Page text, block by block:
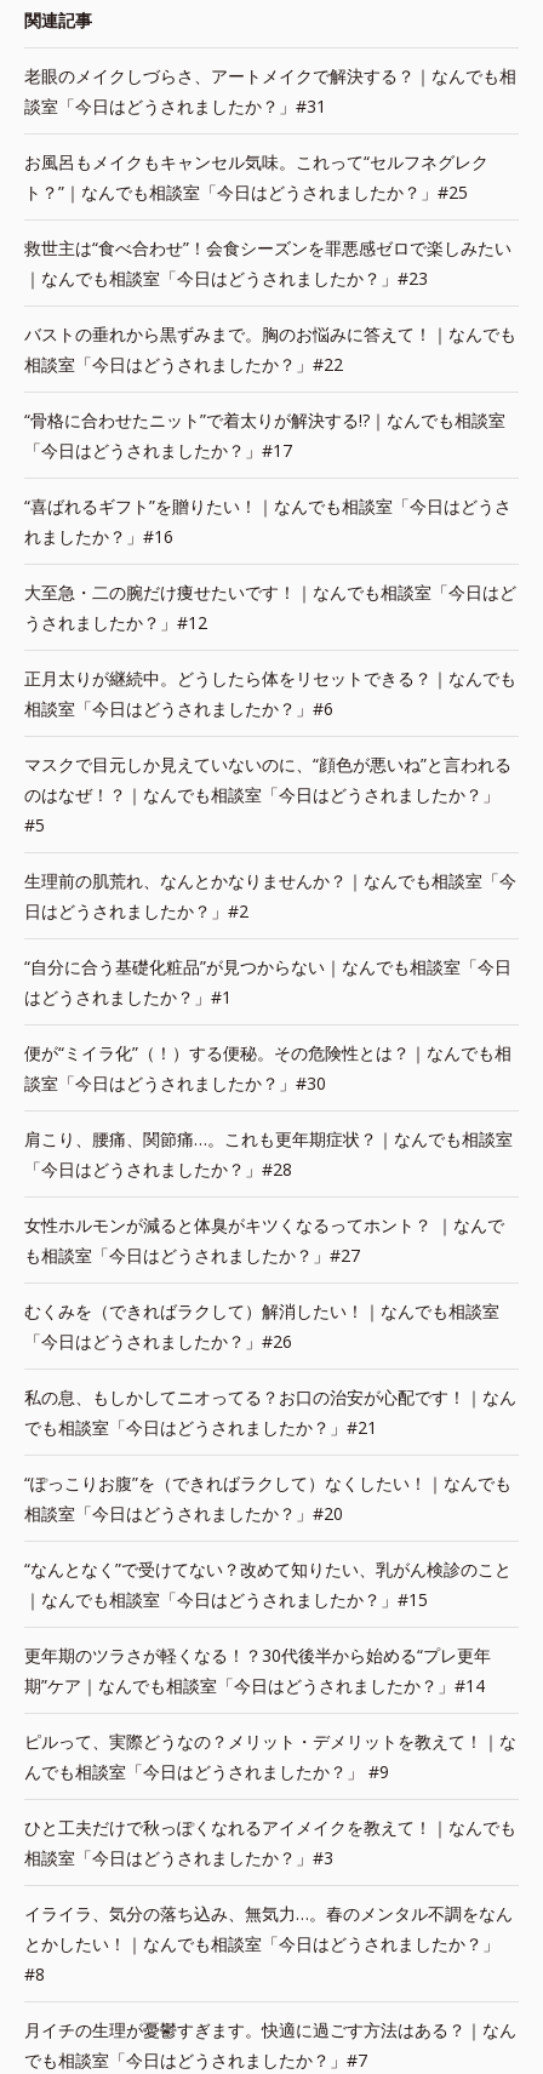
関連記事
老眼のメイクしづらさ、アートメイクで解決する？｜なんでも相
談室「今日はどうされましたか？」#31
お風呂もメイクもキャンセル気味。これって“セルフネグレク
ト？”｜なんでも相談室「今日はどうされましたか？」#25
救世主は“食べ合わせ”！会食シーズンを罪悪感ゼロで楽しみたい
｜なんでも相談室「今日はどうされましたか？」#23
バストの垂れから黒ずみまで。胸のお悩みに答えて！｜なんでも
相談室「今日はどうされましたか？」#22
“骨格に合わせたニット”で着太りが解決する!?｜なんでも相談室
「今日はどうされましたか？」#17
“喜ばれるギフト”を贈りたい！｜なんでも相談室「今日はどうさ
れましたか？」#16
大至急・二の腕だけ痩せたいです！｜なんでも相談室「今日はど
うされましたか？」#12
正月太りが継続中。どうしたら体をリセットできる？｜なんでも
相談室「今日はどうされましたか？」#6
マスクで目元しか見えていないのに、“顔色が悪いね”と言われる
のはなぜ！？｜なんでも相談室「今日はどうされましたか？」
#5
生理前の肌荒れ、なんとかなりませんか？｜なんでも相談室「今
日はどうされましたか？」#2
“自分に合う基礎化粧品”が見つからない｜なんでも相談室「今日
はどうされましたか？」#1
便が“ミイラ化”（！）する便秘。その危険性とは？｜なんでも相
談室「今日はどうされましたか？」#30
肩こり、腰痛、関節痛…。これも更年期症状？｜なんでも相談室
「今日はどうされましたか？」#28
女性ホルモンが減ると体臭がキツくなるってホント？ ｜なんで
も相談室「今日はどうされましたか？」#27
むくみを（できればラクして）解消したい！｜なんでも相談室
「今日はどうされましたか？」#26
私の息、もしかしてニオってる？お口の治安が心配です！｜なん
でも相談室「今日はどうされましたか？」#21
“ぽっこりお腹”を（できればラクして）なくしたい！｜なんでも
相談室「今日はどうされましたか？」#20
“なんとなく”で受けてない？改めて知りたい、乳がん検診のこと
｜なんでも相談室「今日はどうされましたか？」#15
更年期のツラさが軽くなる！？30代後半から始める“プレ更年
期”ケア｜なんでも相談室「今日はどうされましたか？」#14
ピルって、実際どうなの？メリット・デメリットを教えて！｜な
んでも相談室「今日はどうされましたか？」 #9
ひと工夫だけで秋っぽくなれるアイメイクを教えて！｜なんでも
相談室「今日はどうされましたか？」#3
イライラ、気分の落ち込み、無気力…。春のメンタル不調をなん
とかしたい！｜なんでも相談室「今日はどうされましたか？」
#8
月イチの生理が憂鬱すぎます。快適に過ごす方法はある？｜なん
でも相談室「今日はどうされましたか？」#7